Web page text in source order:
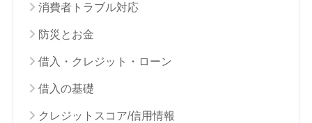
消費者トラブル対応
防災とお金
借入・クレジット・ローン
借入の基礎
クレジットスコア/信用情報